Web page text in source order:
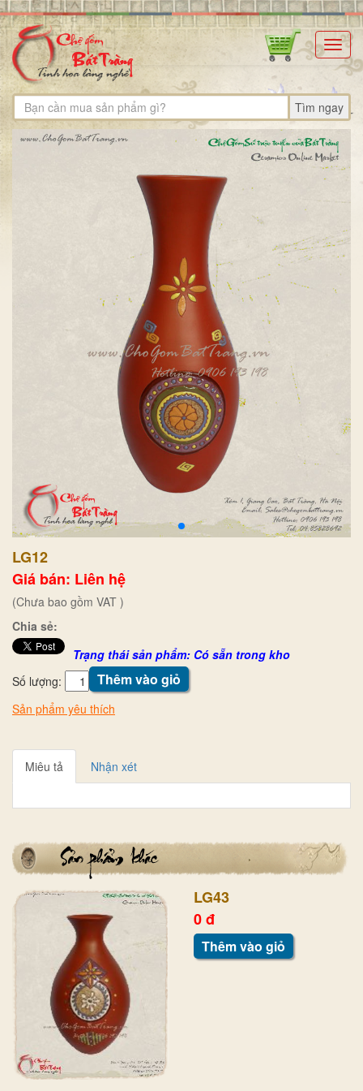
Tìm ngay
LG12
Giá bán: Liên hệ
(Chưa bao gồm VAT )
Chia sẻ:
Trạng thái sản phẩm: Có sẵn trong kho
Số lượng:
Thêm vào giỏ
Sản phẩm yêu thích
Miêu tả Nhận xét
LG43
0 đ
Thêm vào giỏ